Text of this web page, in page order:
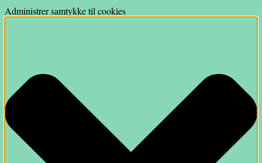
Administrer samtykke til cookies